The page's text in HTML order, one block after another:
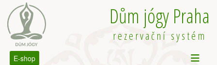
Dům jógy Praha
rezervační systém
E-shop